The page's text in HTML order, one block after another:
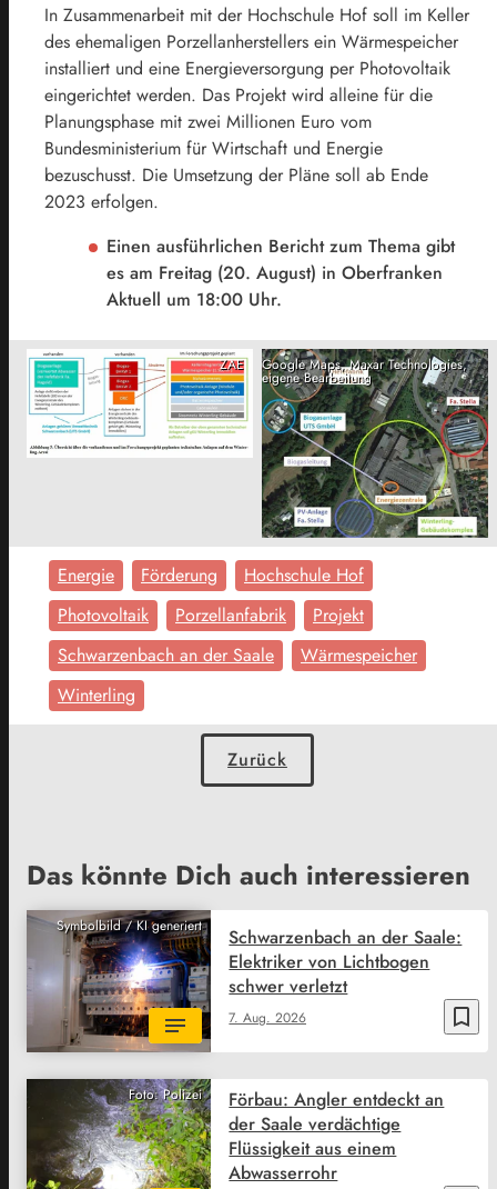
In Zusammenarbeit mit der Hochschule Hof soll im Keller
des ehemaligen Porzellanherstellers ein Wärmespeicher
installiert und eine Energieversorgung per Photovoltaik
eingerichtet werden. Das Projekt wird alleine für die
Planungsphase mit zwei Millionen Euro vom
Bundesministerium für Wirtschaft und Energie
bezuschusst. Die Umsetzung der Pläne soll ab Ende
2023 erfolgen.
Einen ausführlichen Bericht zum Thema gibt
es am Freitag (20. August) in Oberfranken
Aktuell um 18:00 Uhr.
ZAE Google Maps, Maxar Technologies,
eigene Bearbeitung
Energie Förderung
Hochschule Hof
Photovoltaik
Porzellanfabrik
Projekt
Schwarzenbach an der Saale
Wärmespeicher
Winterling
Zurück
Das könnte Dich auch interessieren
Symbolbild / KI generiert
bookmark_border
7. Aug. 2026
Schwarzenbach an der Saale:
Elektriker von Lichtbogen
schwer verletzt
Foto: Polizei
Förbau: Angler entdeckt an
der Saale verdächtige
Flüssigkeit aus einem
Abwasserrohr